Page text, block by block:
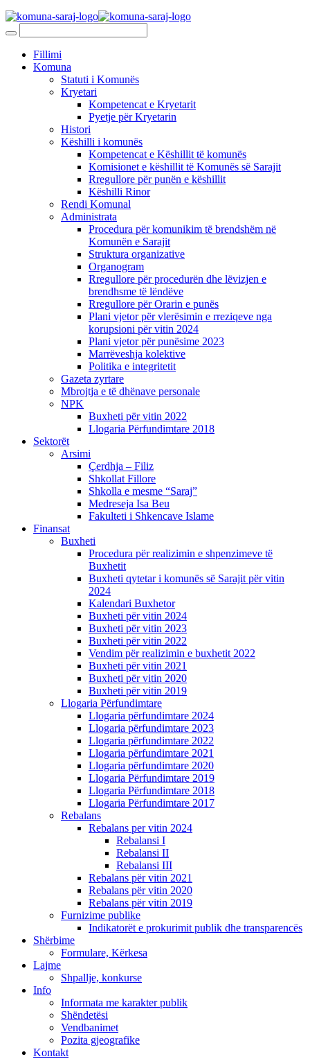
Fillimi
Komuna
Statuti i Komunës
Kryetari
Kompetencat e Kryetarit
Pyetje për Kryetarin
Histori
Këshilli i komunës
Kompetencat e Këshillit të komunës
Komisionet e këshillit të Komunës së Sarajit
Rregullore për punën e këshillit
Këshilli Rinor
Rendi Komunal
Administrata
Procedura për komunikim të brendshëm në
Komunën e Sarajit
Struktura organizative
Organogram
Rregullore për procedurën dhe lëvizjen e
brendhsme të lëndëve
Rregullore për Orarin e punës
Plani vjetor për vlerësimin e rreziqeve nga
korupsioni për vitin 2024
Plani vjetor për punësime 2023
Marrëveshja kolektive
Politika e integritetit
Gazeta zyrtare
Mbrojtja e të dhënave personale
NPK
Buxheti për vitin 2022
Llogaria Përfundimtare 2018
Sektorët
Arsimi
Çerdhja – Filiz
Shkollat Fillore
Shkolla e mesme “Saraj”
Medreseja Isa Beu
Fakulteti i Shkencave Islame
Finansat
Buxheti
Procedura për realizimin e shpenzimeve të
Buxhetit
Buxheti qytetar i komunës së Sarajit për vitin
2024
Kalendari Buxhetor
Buxheti për vitin 2024
Buxheti për vitin 2023
Buxheti për vitin 2022
Vendim për realizimin e buxhetit 2022
Buxheti për vitin 2021
Buxheti për vitin 2020
Buxheti për vitin 2019
Llogaria Përfundimtare
Llogaria përfundimtare 2024
Llogaria përfundimtare 2023
Llogaria përfundimtare 2022
Llogaria përfundimtare 2021
Llogaria përfundimtare 2020
Llogaria Përfundimtare 2019
Llogaria Përfundimtare 2018
Llogaria Përfundimtare 2017
Rebalans
Rebalans per vitin 2024
Rebalansi I
Rebalansi II
Rebalansi III
Rebalans për vitin 2021
Rebalans për vitin 2020
Rebalans për vitin 2019
Furnizime publike
Indikatorët e prokurimit publik dhe transparencës
Shërbime
Formulare, Kërkesa
Lajme
Shpallje, konkurse
Info
Informata me karakter publik
Shëndetësi
Vendbanimet
Pozita gjeografike
Kontakt